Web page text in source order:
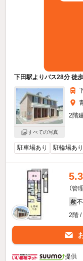
下田駅よりバス28分 徒
すべての写真
2階
駐車場あり 駐輪場あり
5.3
（管
敷
2階 /
提供